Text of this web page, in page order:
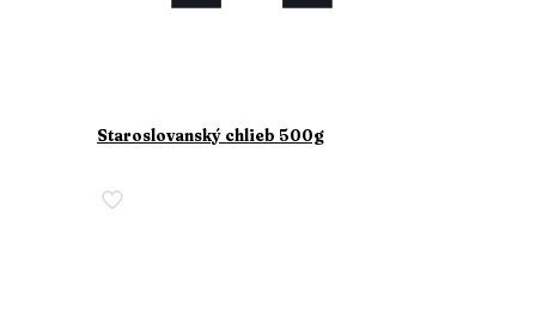
Staroslovanský chlieb 500g